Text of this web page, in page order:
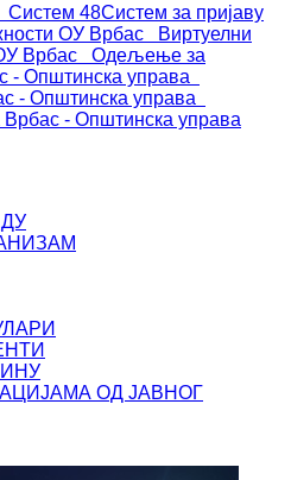
Систем 48Систем за пријаву
ОУ Врбас
Виртуелни
Врбас
Одељење за
- Општинска управа
- Општинска управа
- Општинска управа
ОД ЈАВНОГ